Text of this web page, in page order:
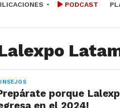
PODCAST
porque
en el 2024!